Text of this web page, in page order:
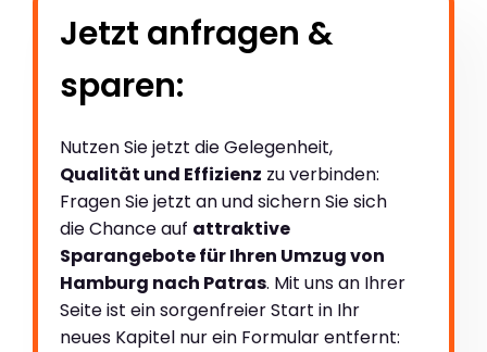
Jetzt anfragen &
sparen:
Nutzen Sie jetzt die Gelegenheit,
Qualität und Effizienz zu verbinden:
Fragen Sie jetzt an und sichern Sie sich
die Chance auf attraktive
Sparangebote für Ihren Umzug von
Hamburg nach Patras. Mit uns an Ihrer
Seite ist ein sorgenfreier Start in Ihr
neues Kapitel nur ein Formular entfernt: